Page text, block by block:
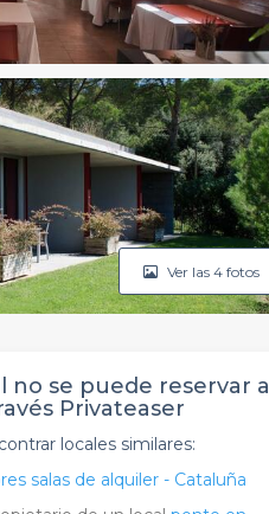
Ver las 4 fotos
no se puede reservar a
Privateaser
locales similares:
salas de alquiler - Cataluña